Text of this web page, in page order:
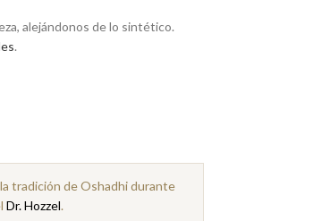
alejándonos de lo sintético.
.
tradición de Oshadhi durante
Dr. Hozzel.